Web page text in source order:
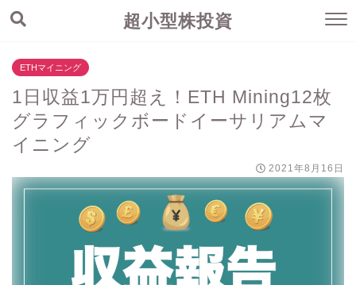
超小型株投資
ETHマイニング
1日収益1万円超え！ETH Mining12枚
グラフィックボードイーサリアムマ
イニング
2021年8月16日